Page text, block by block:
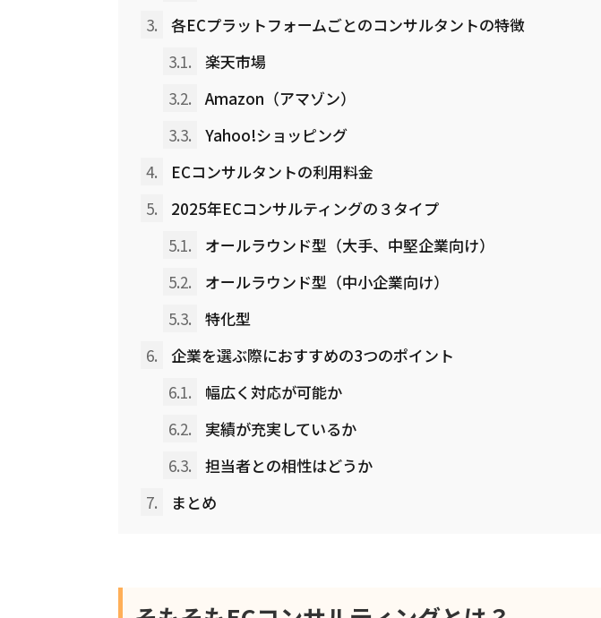
3.
各ECプラットフォームごとのコンサルタントの特徴
3.1.
楽天市場
3.2. Amazon（アマゾン）
3.3.
Yahoo!ショッピング
4.
ECコンサルタントの利用料金
5.
2025年ECコンサルティングの３タイプ
5.1.
オールラウンド型（大手、中堅企業向け）
5.2.
オールラウンド型（中小企業向け）
5.3.
特化型
6.
企業を選ぶ際におすすめの3つのポイント
6.1.
幅広く対応が可能か
6.2.
実績が充実しているか
6.3.
担当者との相性はどうか
7.
まとめ